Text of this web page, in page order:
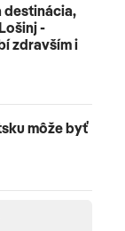
destinácia,
-
zdravším i
môže byť